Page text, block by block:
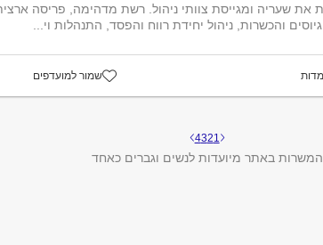
את שעריה ומגייסת צוותי ניהול. רשת מדהימה, פריסה
שמור למועדפים
1
2
3
4
המשרות באתר מיועדות לנשים וגברים כאחד